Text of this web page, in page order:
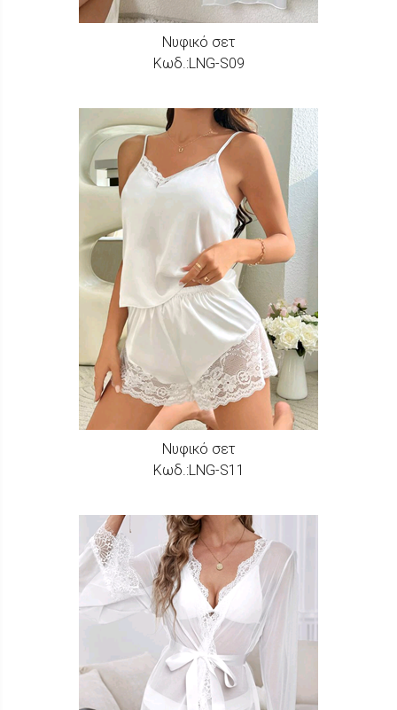
Νυφικό σετ
Κωδ.:LNG-S09
Νυφικό σετ
Κωδ.:LNG-S11